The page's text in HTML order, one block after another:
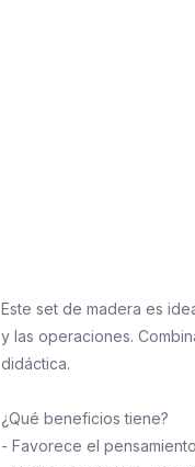
Este set de madera es
y las operaciones.
didáctica.
¿Qué beneficios tiene?
- Favorece el